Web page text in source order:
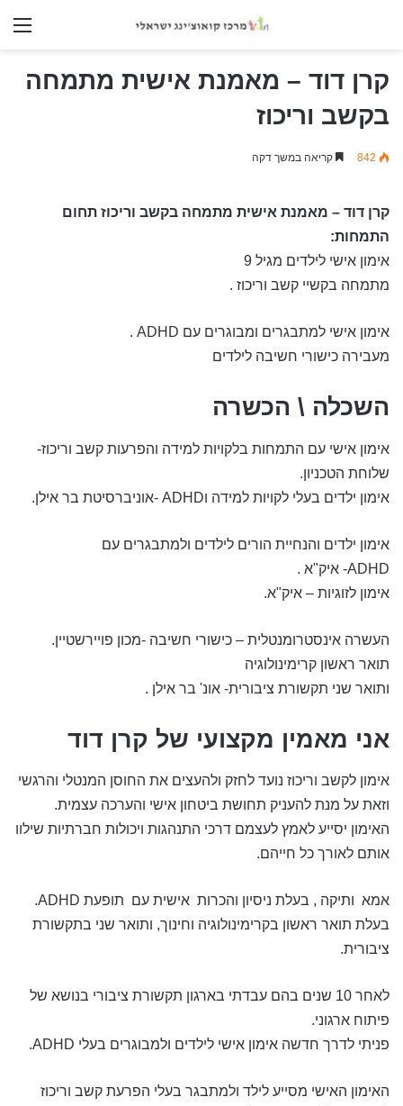
קרן דוד – מאמנת אישית מתמחה
בקשב וריכוז
842 קריאה במשך דקה
קרן דוד – מאמנת אישית מתמחה בקשב וריכוז תחום
התמחות:
אימון אישי לילדים מגיל 9
מתמחה בקשיי קשב וריכוז .
אימון אישי למתבגרים ומבוגרים עם ADHD .
מעבירה כישורי חשיבה לילדים
השכלה \ הכשרה
אימון אישי עם התמחות בלקויות למידה והפרעות קשב וריכוז-
שלוחת הטכניון.
אימון ילדים בעלי לקויות למידה וADHD -אוניברסיטת בר אילן.
אימון ילדים והנחיית הורים לילדים ולמתבגרים עם
ADHD- איק"א .
אימון לזוגיות – איק"א.
העשרה אינסטרומנטלית – כישורי חשיבה -מכון פויירשטיין.
תואר ראשון קרימינולוגיה
ותואר שני תקשורת ציבורית- אונ' בר אילן .
אני מאמין מקצועי של קרן דוד
אימון לקשב וריכוז נועד לחזק ולהעצים את החוסן המנטלי והרגשי
וזאת על מנת להעניק תחושת ביטחון אישי והערכה עצמית.
האימון יסייע לאמץ לעצמם דרכי התנהגות ויכולות חברתיות שילוו
אותם לאורך כל חייהם.
אמא ותיקה , בעלת ניסיון והכרות אישית עם תופעת ADHD.
בעלת תואר ראשון בקרימינולוגיה וחינוך, ותואר שני בתקשורת
ציבורית.
לאחר 10 שנים בהם עבדתי בארגון תקשורת ציבורי בנושא של
פיתוח ארגוני.
פניתי לדרך חדשה אימון אישי לילדים ולמבוגרים בעלי ADHD.
האימון האישי מסייע לילד ולמתבגר בעלי הפרעת קשב וריכוז